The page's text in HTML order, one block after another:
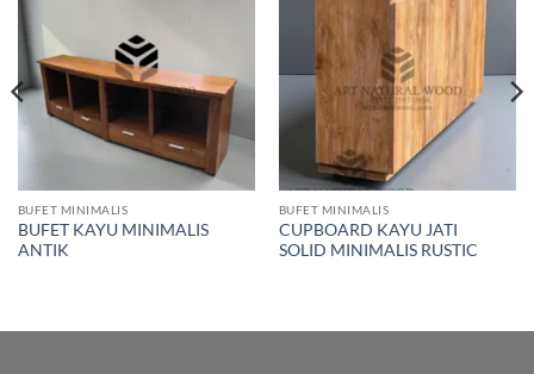
BUFET MINIMALIS
BUFET KAYU MINIMALIS
ANTIK
wishlist
BUFET MINIMALIS
CUPBOARD KAYU JATI
SOLID MINIMALIS RUSTIC